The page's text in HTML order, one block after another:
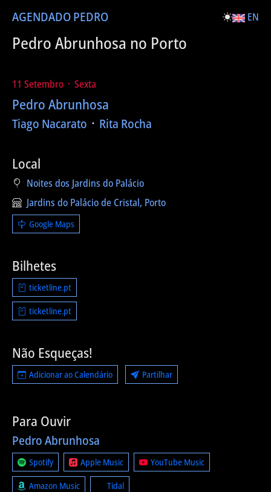
AGENDADO PEDRO EN
Pedro Abrunhosa no Porto
11 Setembro ᛫ Sexta
Pedro Abrunhosa
Tiago Nacarato ᛫ Rita Rocha
Local
Noites dos Jardins do Palácio
Jardins do Palácio de Cristal, Porto
Google Maps
Bilhetes
ticketline.pt
ticketline.pt
Não Esqueças!
Adicionar ao Calendário Partilhar
Para Ouvir
Pedro Abrunhosa
Spotify Apple Music YouTube Music
Amazon Music Tidal